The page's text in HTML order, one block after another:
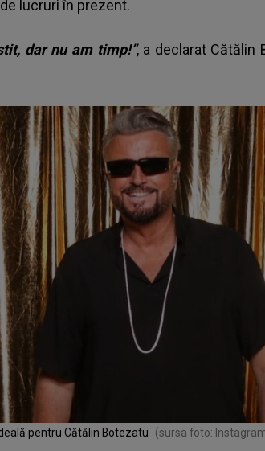
lucruri în prezent.
dar nu am timp!”, a declarat Cătălin
pentru Cătălin Botezatu (sursa foto: